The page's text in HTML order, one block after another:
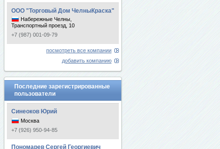
ООО "Торговый Дом ЧелныКраска"
Набережные Челны,
Транспортный проезд, 10
+7 (987) 001-09-79
посмотреть все компании
добавить компанию
Последние зарегистрированные
пользователи
Синеоков Юрий
Москва
+7 (926) 950-94-85
Пономарев Сергей Георгиевич